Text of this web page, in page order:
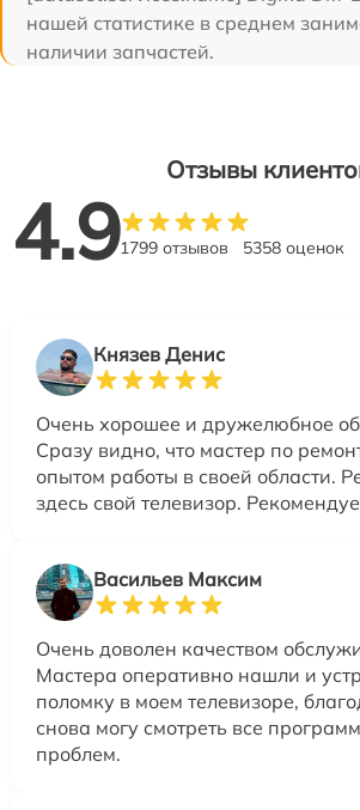
нашей статистике в среднем
наличии запчастей.
Отзывы
4.91799 отзывов 5358 оценок
Князев Денис
Очень хорошее и дружелюбное
Сразу видно, что мастер по
опытом работы в своей области.
здесь свой телевизор.
Васильев Максим
Очень доволен качеством
Мастера оперативно нашли и
поломку в моем телевизоре,
снова могу смотреть все
проблем.